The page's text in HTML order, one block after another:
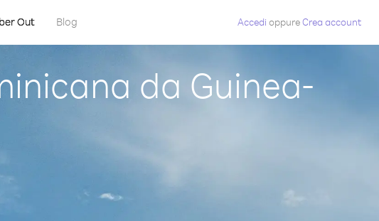
Out Blog Accedi oppureCrea account
da Guinea-